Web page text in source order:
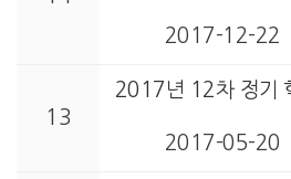
2017-12-22
13
2017년 12차 정기
2017-05-20